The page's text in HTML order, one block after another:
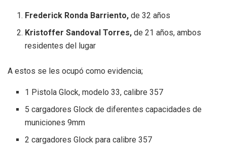
Frederick Ronda Barriento, de 32 años
Kristoffer Sandoval Torres, de 21 años, ambos
residentes del lugar
A estos se les ocupó como evidencia;
1 Pistola Glock, modelo 33, calibre 357
5 cargadores Glock de diferentes capacidades de
municiones 9mm
2 cargadores Glock para calibre 357